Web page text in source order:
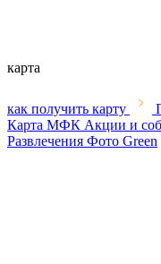
карта
как получить карту
Карта МФК Акции и
Развлечения Фото Green